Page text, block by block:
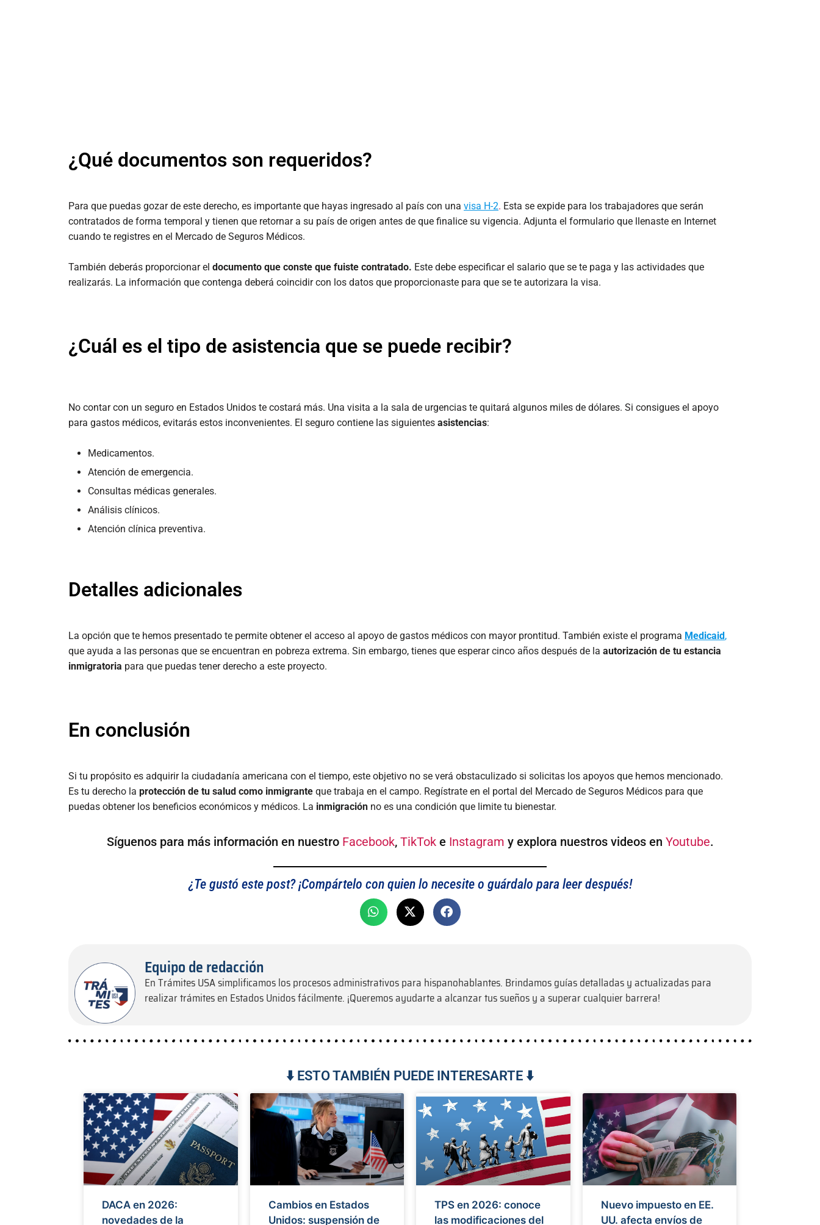
¿Qué documentos son requeridos?
Para que puedas gozar de este derecho, es importante que hayas ingresado al país con una visa H-2. Esta se expide para los trabajadores que serán
contratados de forma temporal y tienen que retornar a su país de origen antes de que finalice su vigencia. Adjunta el formulario que llenaste en Internet
cuando te registres en el Mercado de Seguros Médicos.
También deberás proporcionar el documento que conste que fuiste contratado. Este debe especificar el salario que se te paga y las actividades que
realizarás. La información que contenga deberá coincidir con los datos que proporcionaste para que se te autorizara la visa.
¿Cuál es el tipo de asistencia que se puede recibir?
No contar con un seguro en Estados Unidos te costará más. Una visita a la sala de urgencias te quitará algunos miles de dólares. Si consigues el apoyo
para gastos médicos, evitarás estos inconvenientes. El seguro contiene las siguientes asistencias:
Medicamentos.
Atención de emergencia.
Consultas médicas generales.
Análisis clínicos.
Atención clínica preventiva.
Detalles adicionales
La opción que te hemos presentado te permite obtener el acceso al apoyo de gastos médicos con mayor prontitud. También existe el programa Medicaid ,
que ayuda a las personas que se encuentran en pobreza extrema. Sin embargo, tienes que esperar cinco años después de la autorización de tu estancia
inmigratoria para que puedas tener derecho a este proyecto.
En conclusión
Si tu propósito es adquirir la ciudadanía americana con el tiempo, este objetivo no se verá obstaculizado si solicitas los apoyos que hemos mencionado.
Es tu derecho la protección de tu salud como inmigrante que trabaja en el campo. Regístrate en el portal del Mercado de Seguros Médicos para que
puedas obtener los beneficios económicos y médicos. La inmigración no es una condición que limite tu bienestar.
Síguenos para más información en nuestro Facebook, TikToke Instagram y explora nuestros videos en Youtube.
¿Te gustó este post? ¡Compártelo con quien lo necesite o guárdalo para leer después!
Equipo de redacción
En Trámites USA simplificamos los procesos administrativos para hispanohablantes. Brindamos guías detalladas y actualizadas para
realizar trámites en Estados Unidos fácilmente. ¡Queremos ayudarte a alcanzar tus sueños y a superar cualquier barrera!
⬇️ ESTO TAMBIÉN PUEDE INTERESARTE ⬇️
DACA en 2026:
novedades de la
Cambios en Estados
Unidos: suspensión de
TPS en 2026: conoce
las modificaciones del
Nuevo impuesto en EE.
UU. afecta envíos de